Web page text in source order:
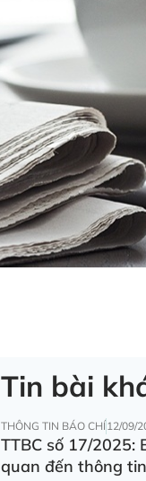
Tin bài
THÔNG TIN BÁO CHÍ12/09/
TTBC số 17/2025:
quan đến thông